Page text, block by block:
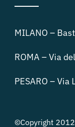
MILANO –
ROMA – Via
PESARO – Via
©Copyright